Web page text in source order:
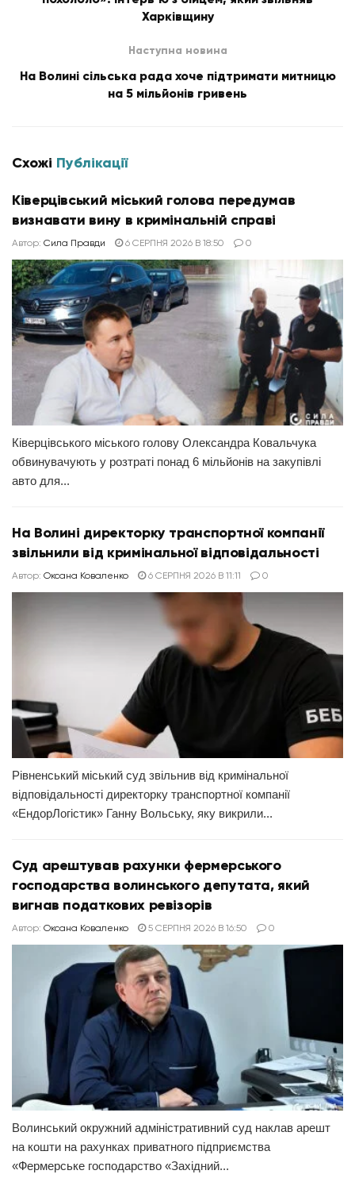
Харківщину
Наступна новина
На Волині сільська рада хоче підтримати митницю
на 5 мільйонів гривень
Схожі Публікації
Ківерцівський міський голова передумав
визнавати вину в кримінальній справі
Автор: Сила Правди 6 СЕРПНЯ 2026 В 18:50 0
Ківерцівського міського голову Олександра Ковальчука
обвинувачують у розтраті понад 6 мільйонів на закупівлі
авто для...
На Волині директорку транспортної компанії
звільнили від кримінальної відповідальності
Автор: Оксана Коваленко 6 СЕРПНЯ 2026 В 11:11 0
Рівненський міський суд звільнив від кримінальної
відповідальності директорку транспортної компанії
«ЕндорЛогістик» Ганну Вольську, яку викрили...
Суд арештував рахунки фермерського
господарства волинського депутата, який
вигнав податкових ревізорів
Автор: Оксана Коваленко 5 СЕРПНЯ 2026 В 16:50 0
Волинський окружний адміністративний суд наклав арешт
на кошти на рахунках приватного підприємства
«Фермерське господарство «Західний...